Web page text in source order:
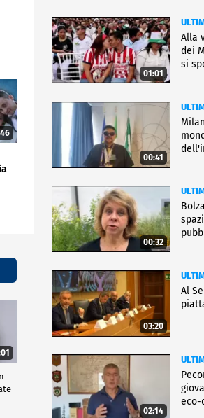
01:01
Alla
dei
si
00:41
00:32
03:20
Al
02:14
eco-